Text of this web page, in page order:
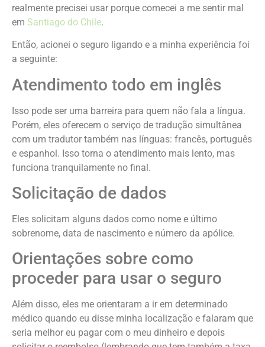
realmente precisei usar porque comecei a me sentir mal
em Santiago do Chile.
Então, acionei o seguro ligando e a minha experiência foi
a seguinte:
Atendimento todo em inglês
Isso pode ser uma barreira para quem não fala a língua.
Porém, eles oferecem o serviço de tradução simultânea
com um tradutor também nas línguas: francês, português
e espanhol. Isso torna o atendimento mais lento, mas
funciona tranquilamente no final.
Solicitação de dados
Eles solicitam alguns dados como nome e último
sobrenome, data de nascimento e número da apólice.
Orientações sobre como
proceder para usar o seguro
Além disso, eles me orientaram a ir em determinado
médico quando eu disse minha localização e falaram que
seria melhor eu pagar com o meu dinheiro e depois